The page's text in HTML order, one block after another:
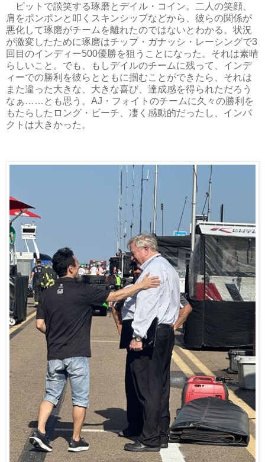
ピットで談笑する琢磨とデイル・コイン。二人の笑顔、
肩をポンポンと叩くスキンシップなどから、彼らの関係が
悪化して琢磨がチームを離れたのではないとわかる。状況
が激変したために琢磨はチップ・ガナッシ・レーシングで3
回目のインディー500優勝を狙うことになった。それは素晴
らしいこと。でも、もしデイルのチームに残って、インデ
ィーでの勝利を彼らとともに掴むことができたら、それは
また違った大きな、大きな喜び、達成感を得られただろう
なぁ……とも思う。AJ・フォイトのチームに久々の勝利を
もたらしたロング・ビーチ、凄く感動的だったし、インパ
クトは大きかった。